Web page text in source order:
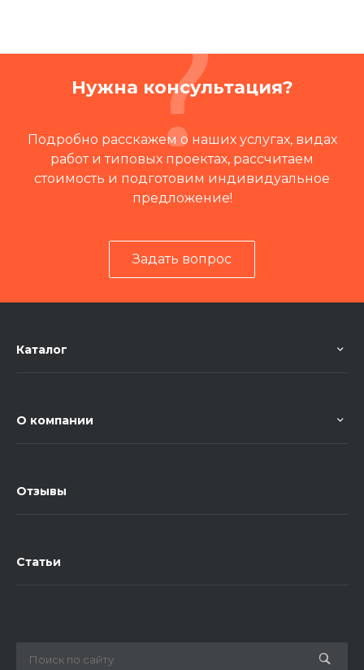
Нужна консультация?
Подробно расскажем о наших услугах, видах
работ и типовых проектах, рассчитаем
стоимость и подготовим индивидуальное
предложение!
Задать вопрос
Каталог
О компании
Отзывы
Статьи